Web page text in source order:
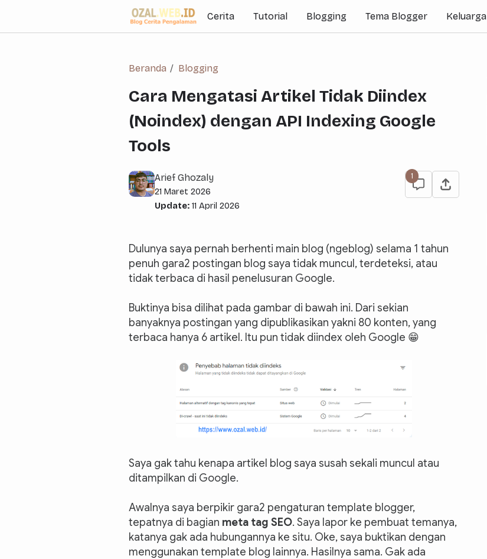
Cerita Tutorial Blogging Tema Blogger Keluarga
Beranda Blogging
Cara Mengatasi Artikel Tidak Diindex
(Noindex) dengan API Indexing Google
Tools
Arief Ghozaly
21 Maret 2026
Update: 11 April 2026
1
Dulunya saya pernah berhenti main blog (ngeblog) selama 1 tahun
penuh gara2 postingan blog saya tidak muncul, terdeteksi, atau
tidak terbaca di hasil penelusuran Google.
Buktinya bisa dilihat pada gambar di bawah ini. Dari sekian
banyaknya postingan yang dipublikasikan yakni 80 konten, yang
terbaca hanya 6 artikel. Itu pun tidak diindex oleh Google 😁
Saya gak tahu kenapa artikel blog saya susah sekali muncul atau
ditampilkan di Google.
Awalnya saya berpikir gara2 pengaturan template blogger,
tepatnya di bagian meta tag SEO. Saya lapor ke pembuat temanya,
katanya gak ada hubungannya ke situ. Oke, saya buktikan dengan
menggunakan template blog lainnya. Hasilnya sama. Gak ada